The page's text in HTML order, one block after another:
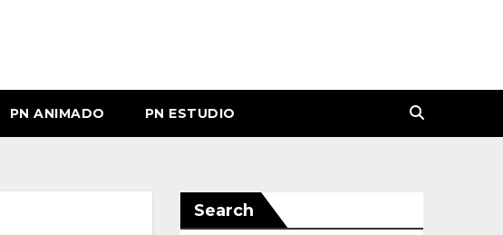
PN ANIMADO PN ESTUDIO
Search